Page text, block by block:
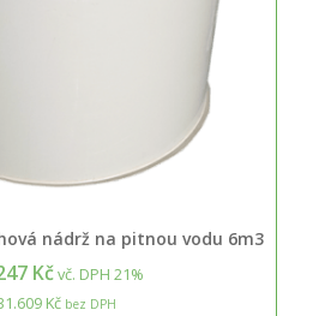
nádrž na pitnou vodu 6m3
Kčvč. DPH 21%
Kč bez DPH